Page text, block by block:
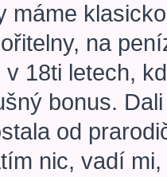
máme
na
v 18ti letech,
bonus.
od
nic, vadí